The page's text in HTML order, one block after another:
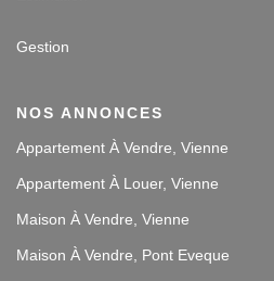
Gestion
NOS ANNONCES
Appartement À Vendre, Vienne
Appartement À Louer, Vienne
Maison À Vendre, Vienne
Maison À Vendre, Pont Eveque